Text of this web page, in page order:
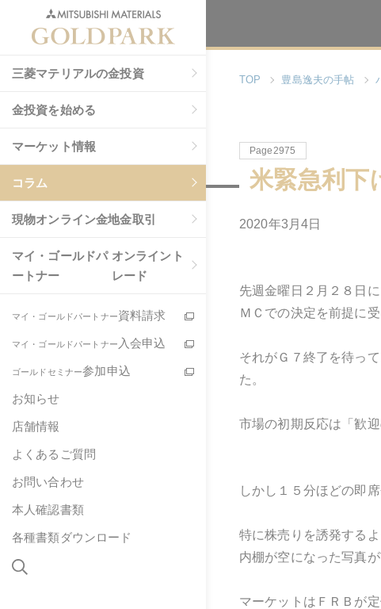
三菱マテリアルの金投資
金投資を始める
マーケット情報
コラム
現物オンライン金地金取引
マイ・ゴールドパ
ートナー
オンライント
レード
マイ・ゴールドパートナー資料請求
マイ・ゴールドパートナー 入会申込
ゴールドセミナー参加申込
お知らせ
店舗情報
よくあるご質問
お問い合わせ
本人確認書類
各種書類ダウンロード
TOP 豊島逸夫の手帖
Page2975
米緊急利下
2020年3月4日
先週金曜日２月２８日
ＭＣでの決定を前提に受
それがＧ７終了を待っ
た。
市場の初期反応は「歓
しかし１５分ほどの即
特に株売りを誘発する
内棚が空になった写真
マーケットはＦＲＢが